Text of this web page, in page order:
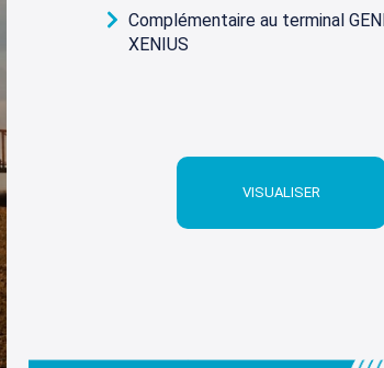
Complémentaire au terminal
XENIUS
VISUALISER